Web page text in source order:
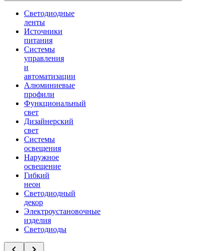
Светодиодные
ленты
Источники
питания
Системы
управления
и
автоматизации
Алюминиевые
профили
Функциональный
свет
Дизайнерский
свет
Системы
освещения
Наружное
освещение
Гибкий
неон
Светодиодный
декор
Электроустановочные
изделия
Светодиоды